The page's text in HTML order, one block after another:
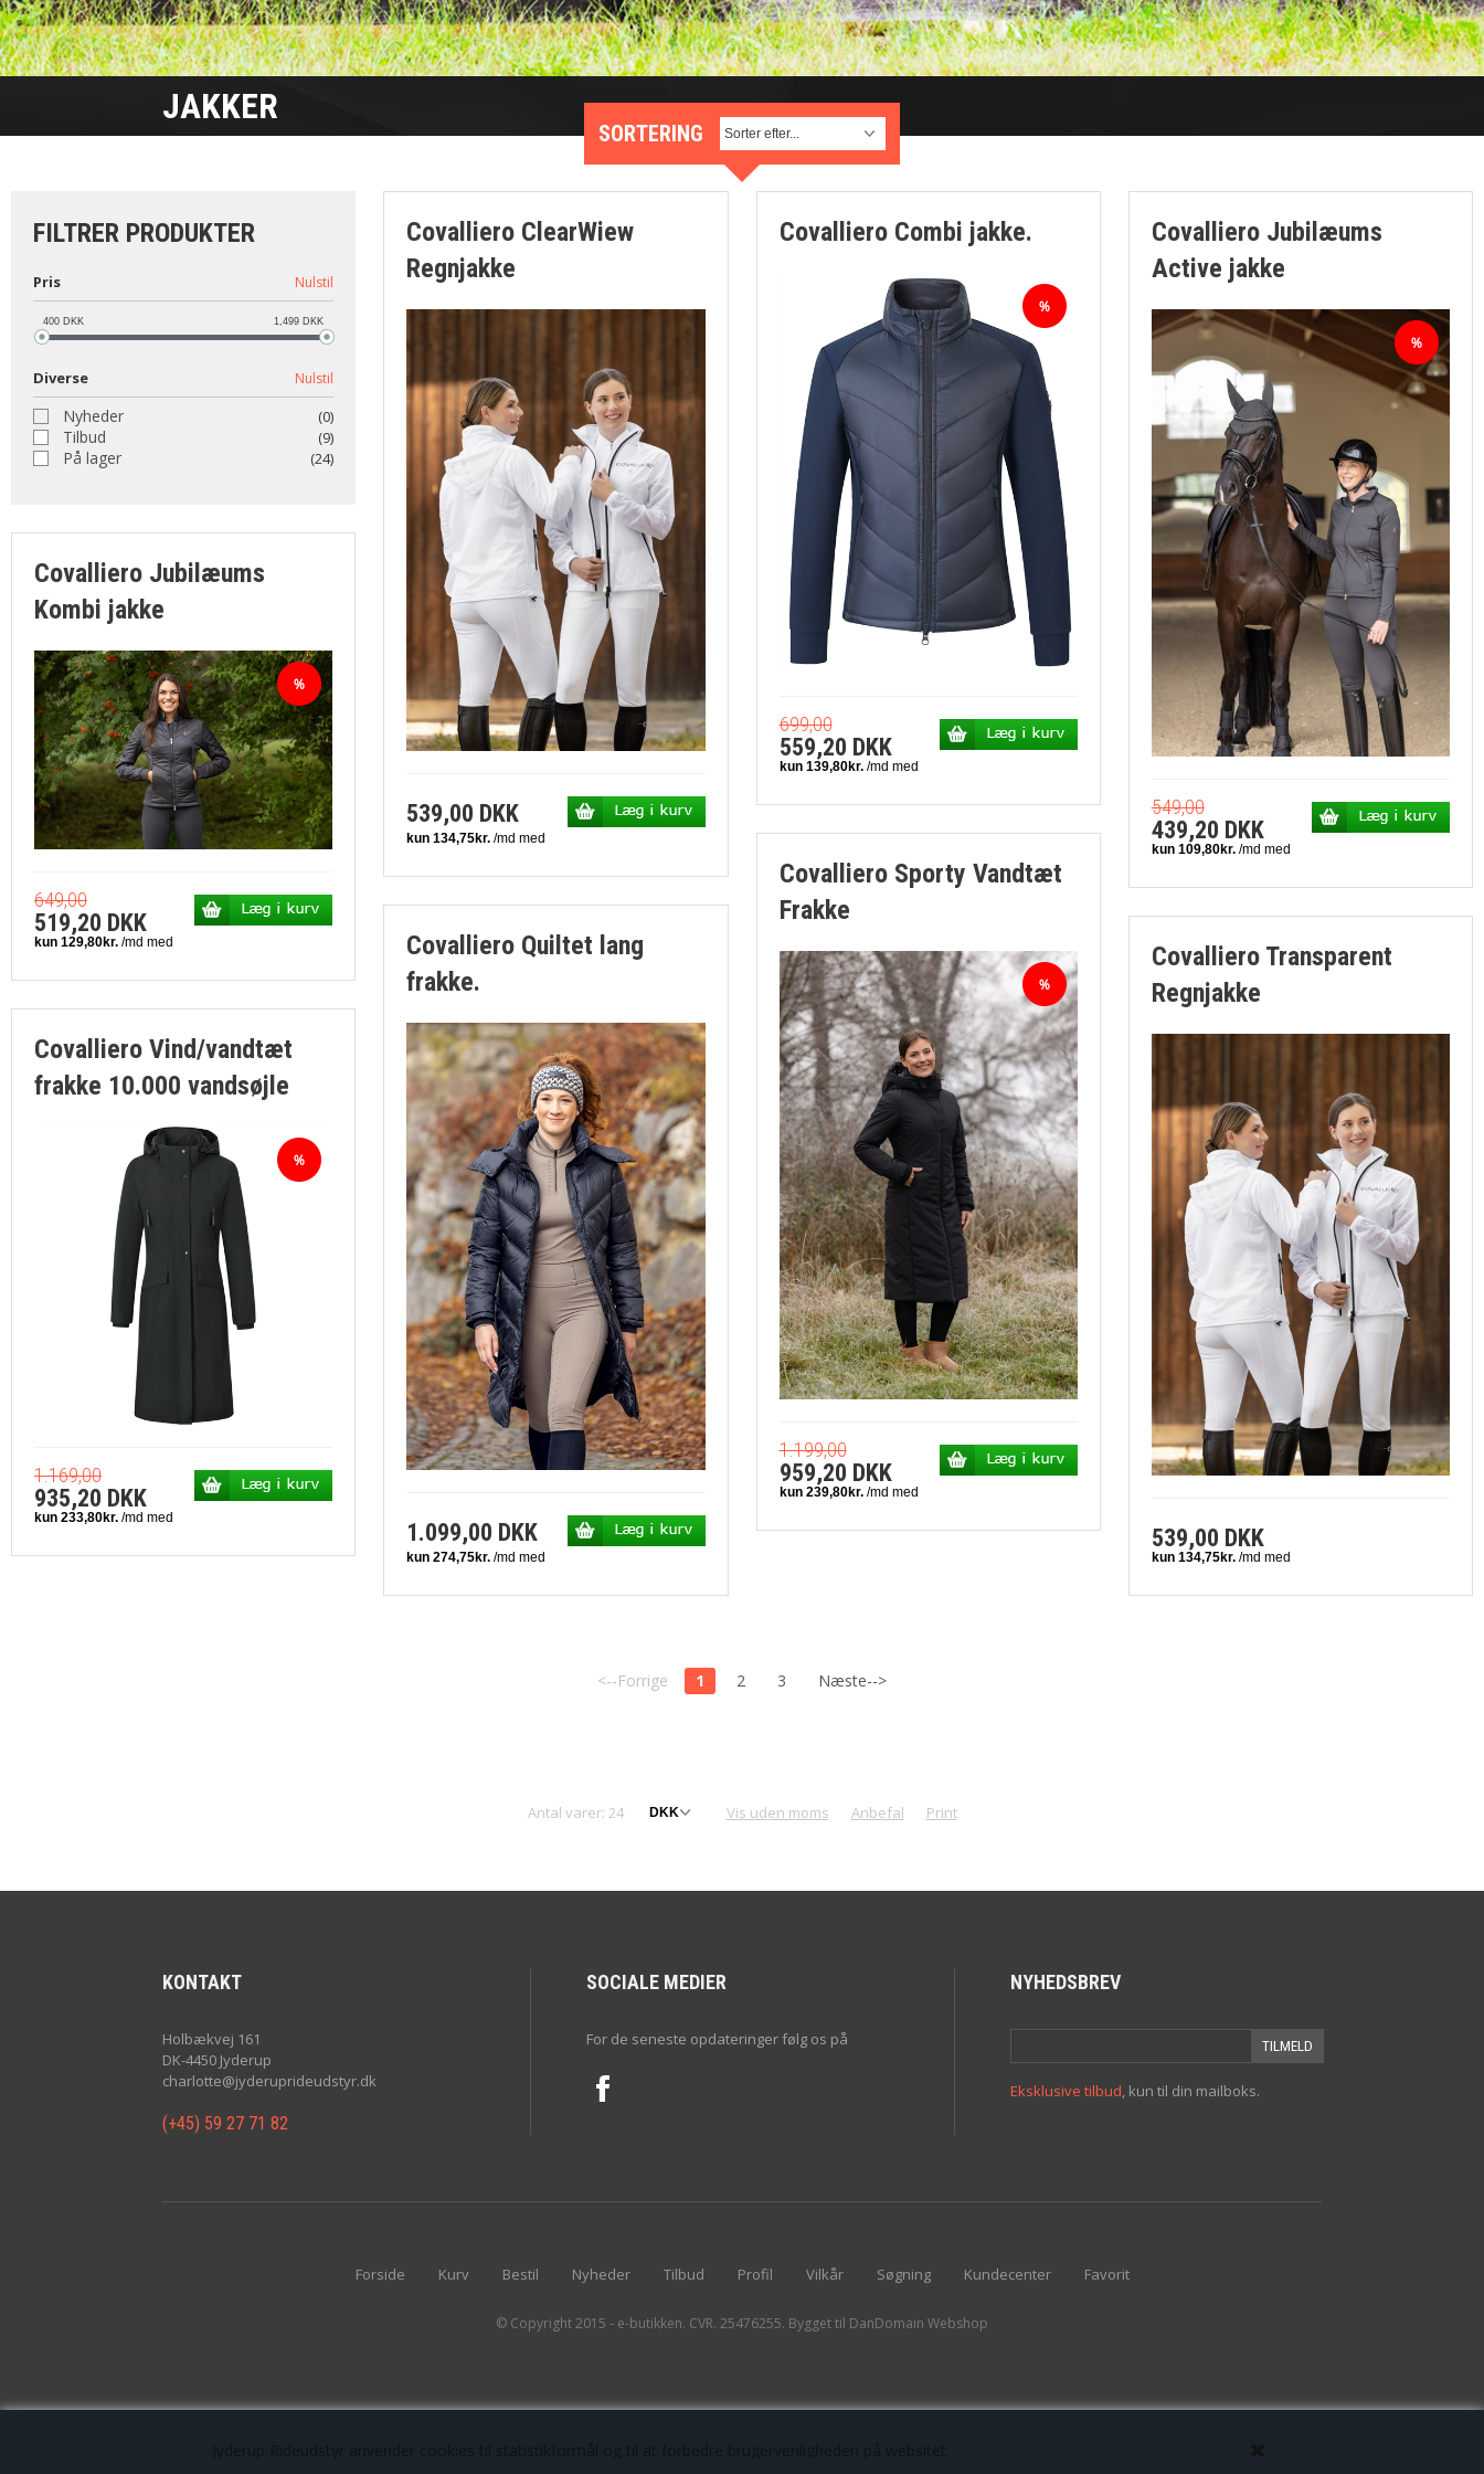
Jyderup Rideudstyr anvender cookies til statistikformål og til at forbedre brugervenligheden på websitet.
JAKKER
SORTERING
FILTRER PRODUKTER
Pris Nulstil
400DKK 1,499DKK
Diverse Nulstil
Nyheder (0)
Tilbud (9)
På lager (24)
Covalliero Jubilæums
Kombi jakke
649,00
519,20 DKK
Covalliero Vind/vandtæt
frakke 10.000 vandsøjle
1.169,00
935,20 DKK
Covalliero ClearWiew
Regnjakke
539,00 DKK
Covalliero Quiltet lang
frakke.
1.099,00 DKK
Covalliero Combi jakke.
699,00
559,20 DKK
Covalliero Sporty Vandtæt
Frakke
1.199,00
959,20 DKK
Covalliero Jubilæums
Active jakke
549,00
439,20 DKK
Covalliero Transparent
Regnjakke
539,00 DKK
<--Forrige 1 2 3 Næste-->
Antal varer: 24 Vis uden moms Anbefal Print
KONTAKT
Holbækvej 161
DK-4450 Jyderup
charlotte@jyderuprideudstyr.dk
(+45) 59 27 71 82
SOCIALE MEDIER
For de seneste opdateringer følg os på
NYHEDSBREV
Eksklusive tilbud, kun til din mailboks.
Forside Kurv Bestil Nyheder Tilbud Profil Vilkår Søgning Kundecenter Favorit
© Copyright 2015 - e-butikken. CVR. 25476255. Bygget til DanDomain Webshop